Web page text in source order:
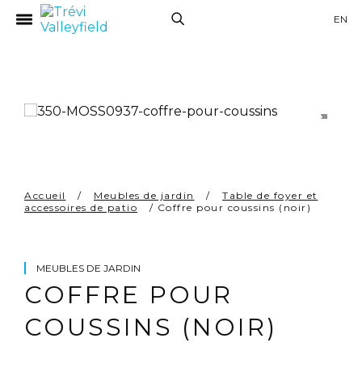
EN
Accueil / Meubles de jardin /
Table de foyer et
accessoires de patio
/ Coffre pour coussins (noir)
MEUBLES DE JARDIN
COFFRE POUR
COUSSINS (NOIR)